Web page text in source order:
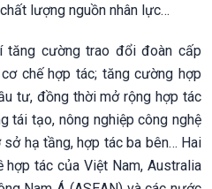
lượng nguồn nhân lực…
tăng cường trao đổi đoàn cấp
chế hợp tác; tăng cường hợp
tư, đồng thời mở rộng hợp tác
tái tạo, nông nghiệp công nghệ
hạ tầng, hợp tác ba bên… Hai
tác của Việt Nam, Australia